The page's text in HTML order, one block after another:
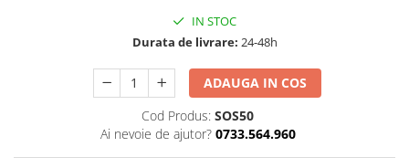
IN STOC
Durata de livrare: 24-48h
ADAUGA IN COS
Cod Produs: SOS50
Ai nevoie de ajutor? 0733.564.960